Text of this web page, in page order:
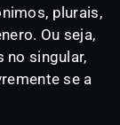
plurais,
Ou seja,
no singular,
se a